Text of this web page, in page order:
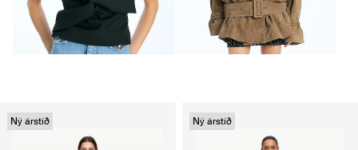
Ný árstíð Ný árstíð